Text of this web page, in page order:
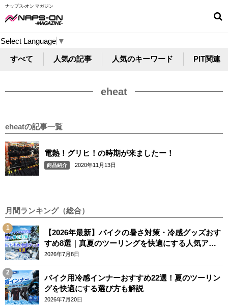
ナップス-オン マガジン
Select Language ▼
すべて 人気の記事 人気のキーワード PIT関連
eheat
eheatの記事一覧
電熱！グリヒ！の時期が来ましたー！
商品紹介 2020年11月13日
月間ランキング（総合）
【2026年最新】バイクの暑さ対策・冷感グッズおす
すめ8選｜真夏のツーリングを快適にする人気アイ
テム
2026年7月8日
バイク用冷感インナーおすすめ22選！夏のツーリン
グを快適にする選び方も解説
2026年7月20日